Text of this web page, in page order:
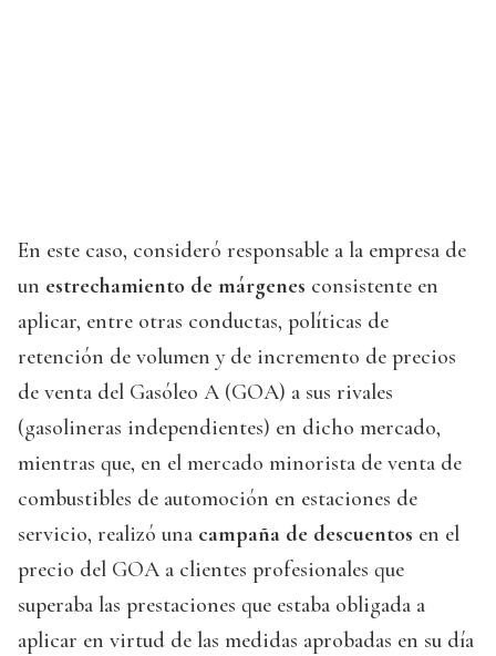
En este caso, consideró responsable a la empresa de
un estrechamiento de márgenes consistente en
aplicar, entre otras conductas, políticas de
retención de volumen y de incremento de precios
de venta del Gasóleo A (GOA) a sus rivales
(gasolineras independientes) en dicho mercado,
mientras que, en el mercado minorista de venta de
combustibles de automoción en estaciones de
servicio, realizó una campaña de descuentos en el
precio del GOA a clientes profesionales que
superaba las prestaciones que estaba obligada a
aplicar en virtud de las medidas aprobadas en su día